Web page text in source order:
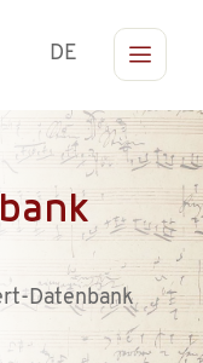
DE
Datenbank